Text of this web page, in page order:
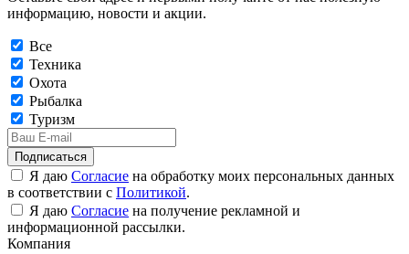
информацию, новости и акции.
Все
Техника
Охота
Рыбалка
Туризм
Подписаться
Я даю Согласие на обработку моих персональных данных
в соответствии с Политикой.
Я даю Согласие на получение рекламной и
информационной рассылки.
Компания